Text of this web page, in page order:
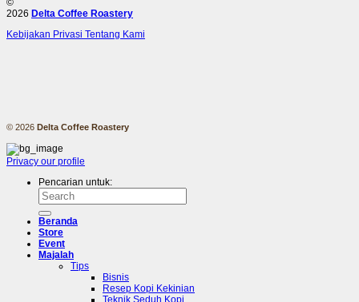
2026 Delta Coffee Roastery
Kebijakan Privasi Tentang Kami
© 2026 Delta Coffee Roastery
Privacy our profile
Pencarian untuk:
Beranda
Store
Event
Majalah
Tips
Bisnis
Resep Kopi Kekinian
Teknik Seduh Kopi